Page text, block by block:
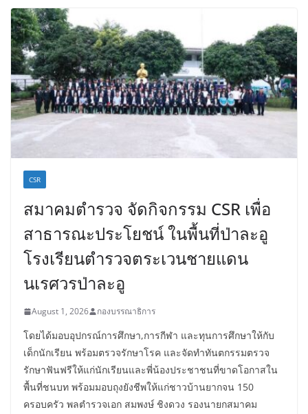
CSR
สมาคมตำรวจ จัดกิจกรรม CSR เพื่อ
สาธารณะประโยชน์ ในพื้นที่ป่าละอู
โรงเรียนตำรวจตระเวนชายแดน
นเรศวรป่าละอู
August 1, 2026 กองบรรณาธิการ
โดยได้มอบอุปกรณ์การศึกษา,การกีฬา และทุนการศึกษาให้กับ
เด็กนักเรียน พร้อมตรวจรักษาโรค และจัดทำทันตกรรมตรวจ
รักษาฟันฟรีให้แก่นักเรียนและพี่น้องประชาชนที่ขาดโอกาสใน
พื้นที่ชนบท พร้อมมอบถุงยังชีพให้แก่ชาวบ้านยากจน 150
ครอบครัว พลตำรวจเอก สมพงษ์ ชิงดวง รองนายกสมาคม